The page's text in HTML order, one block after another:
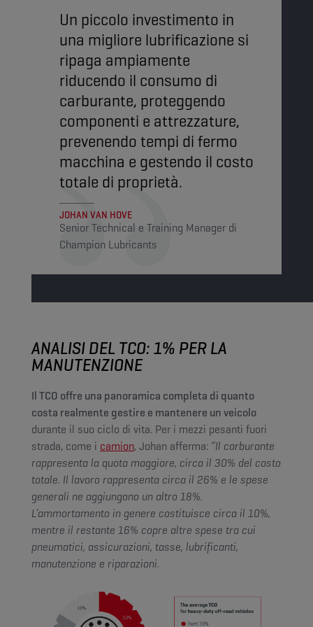
Un piccolo investimento in
una migliore lubrificazione si
ripaga ampiamente
riducendo il consumo di
carburante, proteggendo
componenti e attrezzature,
prevenendo tempi di fermo
macchina e gestendo il costo
totale di proprietà.
JOHAN VAN HOVE
Senior Technical e Training Manager di
Champion Lubricants
ANALISI DEL TCO: 1% PER LA
MANUTENZIONE
Il TCO offre una panoramica completa di quanto
costa realmente gestire e mantenere un veicolo
durante il suo ciclo di vita. Per i mezzi pesanti fuori
strada, come i camion, Johan afferma: “Il carburante
rappresenta la quota maggiore, circa il 30% del costo
totale. Il lavoro rappresenta circa il 26% e le spese
generali ne aggiungono un altro 18%.
L’ammortamento in genere costituisce circa il 10%,
mentre il restante 16% copre altre spese tra cui
pneumatici, assicurazioni, tasse, lubrificanti,
manutenzione e riparazioni.